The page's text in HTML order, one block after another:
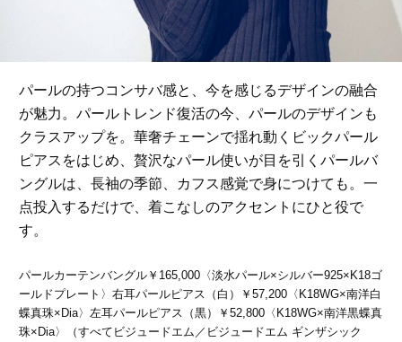
パールの持つコンサバ感と、今を感じるデザインの融合
が魅力。パールトレンド復活の今、パールのデザインも
クラスアップを。華奢チェーンで揺れ動くビックパール
ピアスをはじめ、贅沢なパール使いが目を引くパールバ
ングルは、長袖の季節、カフス感覚で身につけても。一
点投入するだけで、着こなしのアクセントにひと役で
す。
パールカーテンバングル￥165,000〈淡水パール×シルバー925×K18ゴ
ールドプレート〉右耳パールピアス（白）￥57,200〈K18WG×南洋白
蝶真珠×Dia〉左耳パールピアス（黒）￥52,800〈K18WG×南洋黒蝶真
珠×Dia〉（すべてビジュードエム／ビジュードエム ギンザシック